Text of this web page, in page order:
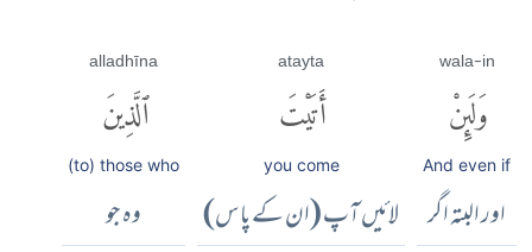
wala-in
وَلَئِنْ
And even if
اور البتہ اگر
atayta
أَتَيْتَ
you come
لائیں آپ (ان کے پاس)
alladhīna
ٱلَّذِينَ
(to) those who
وہ جو